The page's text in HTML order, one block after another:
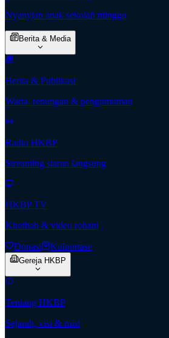
Nyanyian anak sekolah minggu
Berita & Media
Berita & Publikasi
Warta, renungan & pengumuman
Radio HKBP
Streaming siaran langsung
HKBP TV
Khotbah & video rohani
Donasi Kolportase
Gereja HKBP
Tentang HKBP
Sejarah, visi & misi